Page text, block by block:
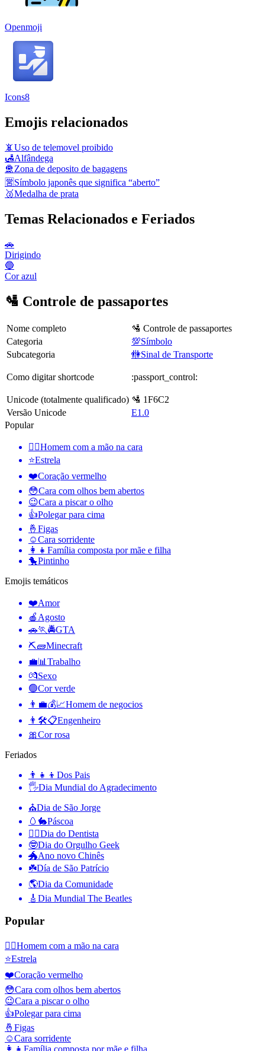
Openmoji
Icons8
Emojis relacionados
📵Uso de telemovel proibido
🛃Alfândega
🛅 Zona de deposito de bagagens
🈺Símbolo japonês que significa “aberto”
🥈Medalha de prata
Temas Relacionados e Feriados
🚗
Dirigindo
🔵
Cor azul
🛂 Controle de passaportes
Nome completo
🛂 Controle de passaportes
Categoria
💯Símbolo
Subcategoria
🚻Sinal de Transporte
Como digitar shortcode :passport_control:
Unicode (totalmente qualificado) 🛂 1F6C2
Versão Unicode
E1.0
Popular
🤦‍♂️Homem com a mão na cara
⭐Estrela
❤️Coração vermelho
😳Cara com olhos bem abertos
😉Cara a piscar o olho
👍Polegar para cima
🤞 Figas
☺️Cara sorridente
👩‍👧 Família composta por mãe e filha
🐤Pintinho
Emojis temáticos
❤️Amor
🍎 Agosto
🚗🏃🚔GTA
⛏🧱Minecraft
💼📊 Trabalho
💏Sexo
🟢Cor verde
👨‍💼💰📈Homem de negocios
👨🛠📋Engenheiro
🎀Cor rosa
Feriados
👨‍👧‍👦 Dos Pais
🖐Dia Mundial do Agradecimento
⛪️Dia de São Jorge
🥚🐇Páscoa
👨‍⚕️Dia do Dentista
🤓Dia do Orgulho Geek
🐲Ano novo Chinês
☘️Día de São Patrício
🌎Dia da Comunidade
🎸 Dia Mundial The Beatles
Popular
🤦‍♂️Homem com a mão na cara
⭐Estrela
❤️Coração vermelho
😳Cara com olhos bem abertos
😉Cara a piscar o olho
👍Polegar para cima
🤞 Figas
☺️Cara sorridente